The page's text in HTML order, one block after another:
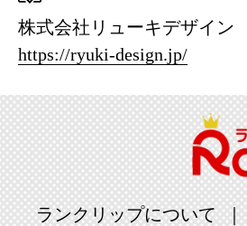
株式会社リューキデザイン
https://ryuki-design.jp/
ランクリップについて